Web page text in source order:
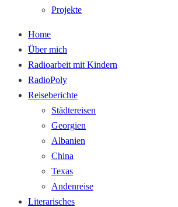
Projekte
Home
Über mich
Radioarbeit mit Kindern
RadioPoly
Reiseberichte
Städtereisen
Georgien
Albanien
China
Texas
Andenreise
Literarisches